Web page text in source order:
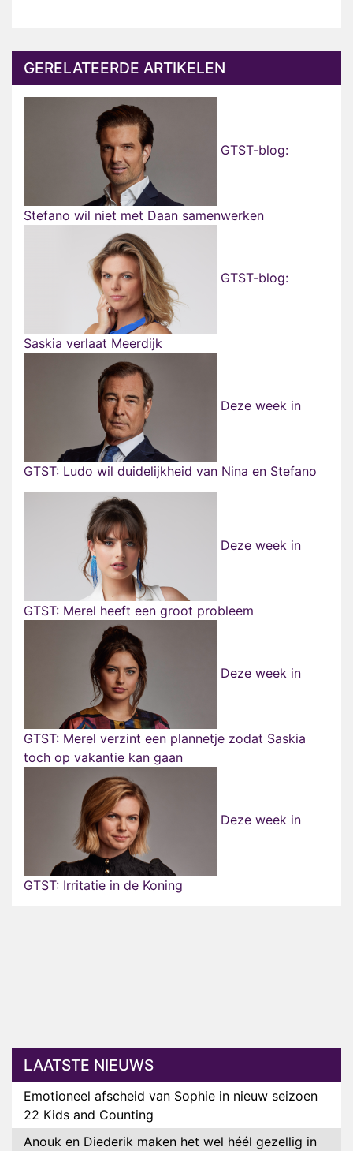
GERELATEERDE ARTIKELEN
GTST-blog:
Stefano wil niet met Daan samenwerken
GTST-blog:
Saskia verlaat Meerdijk
Deze week in
GTST: Ludo wil duidelijkheid van Nina en Stefano
Deze week in
GTST: Merel heeft een groot probleem
Deze week in
GTST: Merel verzint een plannetje zodat Saskia
toch op vakantie kan gaan
Deze week in
GTST: Irritatie in de Koning
LAATSTE NIEUWS
Emotioneel afscheid van Sophie in nieuw seizoen
22 Kids and Counting
Anouk en Diederik maken het wel héél gezellig in